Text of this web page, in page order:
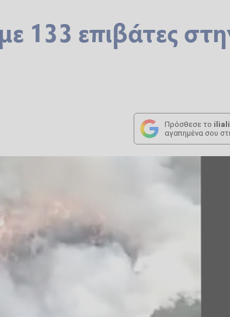
133 επιβάτες
Πρόσθεσε το
αγαπημένα σου